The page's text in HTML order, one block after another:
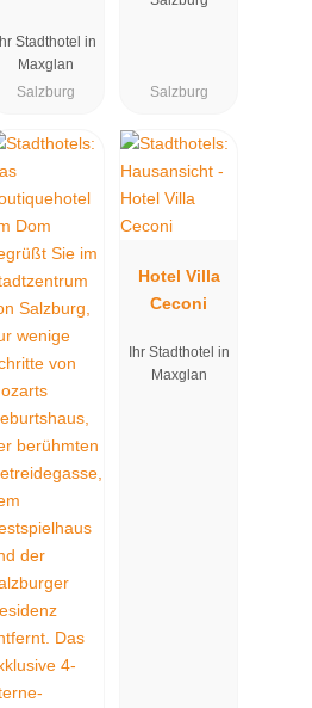
BIO
Ihr Stadthotel in
Maxglan
Salzburg
Salzburg
Hotel Villa
Ceconi
Ihr Stadthotel in
Maxglan